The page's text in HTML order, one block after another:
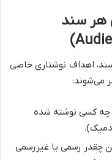
هر سند
اهداف نوشتاری خاصی
می‌شوند:
چه کسی نوشته شده
چقدر رسمی یا غیررسمی